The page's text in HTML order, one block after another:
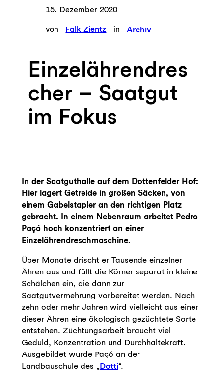
15. Dezember 2020
von Falk Zientz in Archiv
Einzelährendres
cher – Saatgut
im Fokus
In der Saatguthalle auf dem Dottenfelder Hof:
Hier lagert Getreide in großen Säcken, von
einem Gabelstapler an den richtigen Platz
gebracht. In einem Nebenraum arbeitet Pedro
Paçó hoch konzentriert an einer
Einzelährendreschmaschine.
Über Monate drischt er Tausende einzelner
Ähren aus und füllt die Körner separat in kleine
Schälchen ein, die dann zur
Saatgutvermehrung vorbereitet werden. Nach
zehn oder mehr Jahren wird vielleicht aus einer
dieser Ähren eine ökologisch gezüchtete Sorte
entstehen. Züchtungsarbeit braucht viel
Geduld, Konzentration und Durchhaltekraft.
Ausgebildet wurde Paçó an der
Landbauschule des „Dotti“.